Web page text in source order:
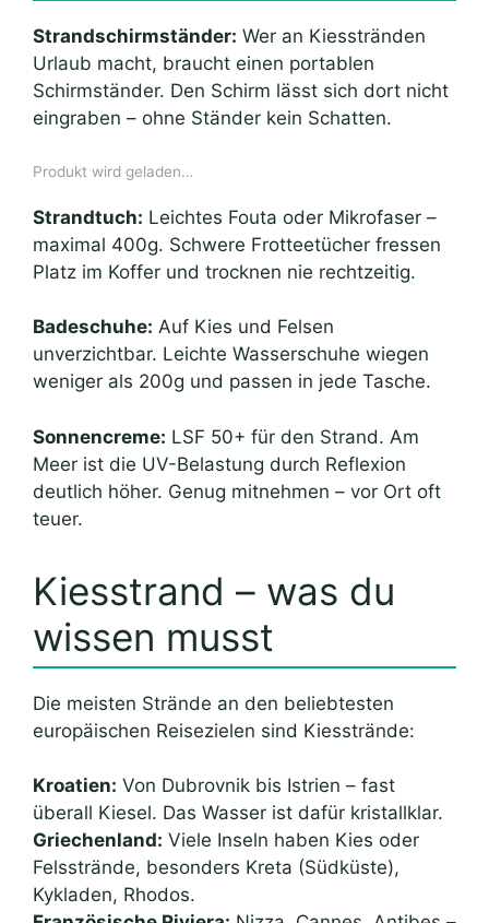
Strandschirmständer: Wer an Kiesstränden
Urlaub macht, braucht einen portablen
Schirmständer. Den Schirm lässt sich dort nicht
eingraben – ohne Ständer kein Schatten.
Produkt wird geladen…
Strandtuch: Leichtes Fouta oder Mikrofaser –
maximal 400g. Schwere Frotteetücher fressen
Platz im Koffer und trocknen nie rechtzeitig.
Badeschuhe: Auf Kies und Felsen
unverzichtbar. Leichte Wasserschuhe wiegen
weniger als 200g und passen in jede Tasche.
Sonnencreme: LSF 50+ für den Strand. Am
Meer ist die UV-Belastung durch Reflexion
deutlich höher. Genug mitnehmen – vor Ort oft
teuer.
Kiesstrand – was du
wissen musst
Die meisten Strände an den beliebtesten
europäischen Reisezielen sind Kiesstrände:
Kroatien: Von Dubrovnik bis Istrien – fast
überall Kiesel. Das Wasser ist dafür kristallklar.
Griechenland: Viele Inseln haben Kies oder
Felsstrände, besonders Kreta (Südküste),
Kykladen, Rhodos.